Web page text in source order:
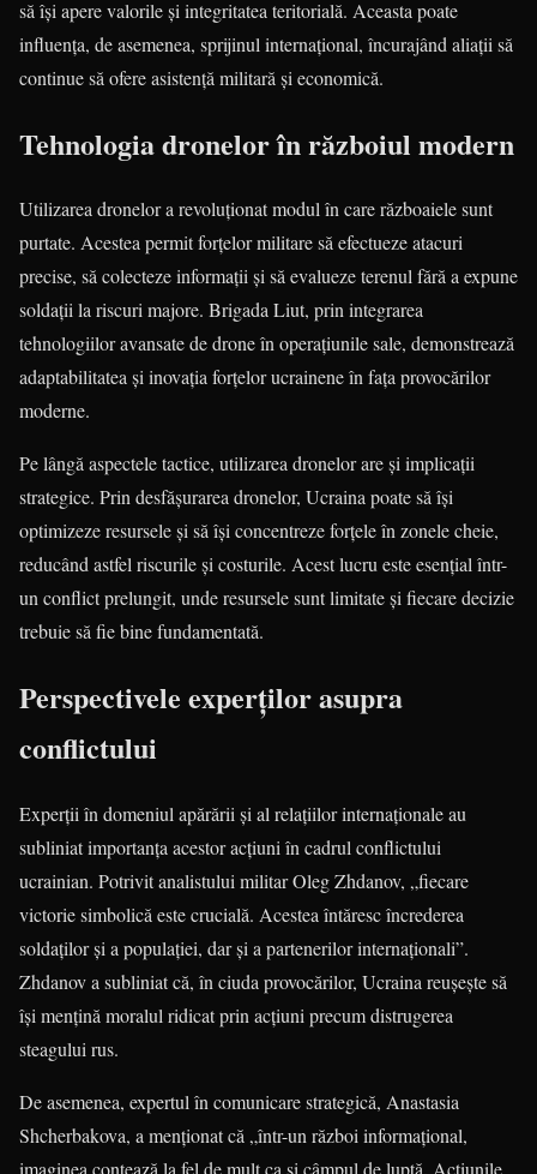
să își apere valorile și integritatea teritorială. Aceasta poate
influența, de asemenea, sprijinul internațional, încurajând aliații să
continue să ofere asistență militară și economică.
Tehnologia dronelor în războiul modern
Utilizarea dronelor a revoluționat modul în care războaiele sunt
purtate. Acestea permit forțelor militare să efectueze atacuri
precise, să colecteze informații și să evalueze terenul fără a expune
soldații la riscuri majore. Brigada Liut, prin integrarea
tehnologiilor avansate de drone în operațiunile sale, demonstrează
adaptabilitatea și inovația forțelor ucrainene în fața provocărilor
moderne.
Pe lângă aspectele tactice, utilizarea dronelor are și implicații
strategice. Prin desfășurarea dronelor, Ucraina poate să își
optimizeze resursele și să își concentreze forțele în zonele cheie,
reducând astfel riscurile și costurile. Acest lucru este esențial într-
un conflict prelungit, unde resursele sunt limitate și fiecare decizie
trebuie să fie bine fundamentată.
Perspectivele experților asupra
conflictului
Experții în domeniul apărării și al relațiilor internaționale au
subliniat importanța acestor acțiuni în cadrul conflictului
ucrainian. Potrivit analistului militar Oleg Zhdanov, „fiecare
victorie simbolică este crucială. Acestea întăresc încrederea
soldaților și a populației, dar și a partenerilor internaționali”.
Zhdanov a subliniat că, în ciuda provocărilor, Ucraina reușește să
își mențină moralul ridicat prin acțiuni precum distrugerea
steagului rus.
De asemenea, expertul în comunicare strategică, Anastasia
Shcherbakova, a menționat că „într-un război informațional,
imaginea contează la fel de mult ca și câmpul de luptă. Acțiunile